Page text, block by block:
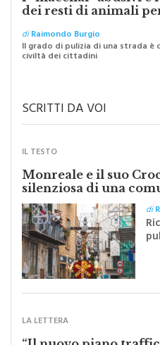
dei resti di animali
diRaimondo Burgio
Il grado di pulizia di una strada
civiltà dei cittadini
SCRITTI DA VOI
IL TESTO
Monreale e il suo
silenziosa di una
di
LA LETTERA